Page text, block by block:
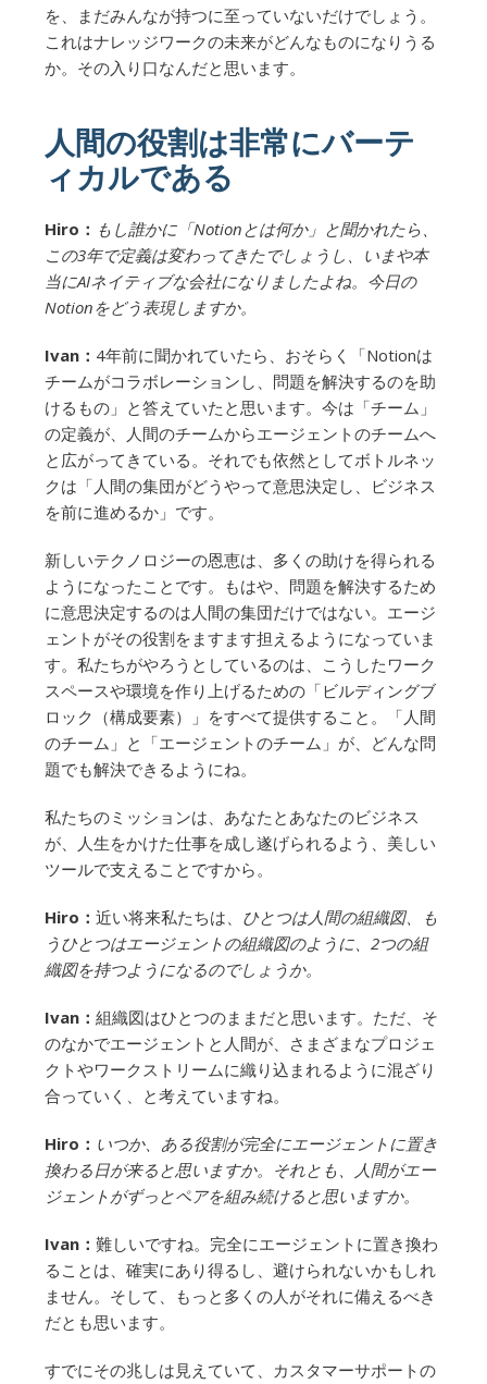
を、まだみんなが持つに至っていないだけでしょう。
これはナレッジワークの未来がどんなものになりうる
か。その入り口なんだと思います。
人間の役割は非常にバーテ
ィカルである
Hiro： もし誰かに「Notionとは何か」と聞かれたら、
この3年で定義は変わってきたでしょうし、いまや本
当にAIネイティブな会社になりましたよね。今日の
Notionをどう表現しますか。
Ivan： 4年前に聞かれていたら、おそらく「Notionは
チームがコラボレーションし、問題を解決するのを助
けるもの」と答えていたと思います。今は「チーム」
の定義が、人間のチームからエージェントのチームへ
と広がってきている。それでも依然としてボトルネッ
クは「人間の集団がどうやって意思決定し、ビジネス
を前に進めるか」です。
新しいテクノロジーの恩恵は、多くの助けを得られる
ようになったことです。もはや、問題を解決するため
に意思決定するのは人間の集団だけではない。エージ
ェントがその役割をますます担えるようになっていま
す。私たちがやろうとしているのは、こうしたワーク
スペースや環境を作り上げるための「ビルディングブ
ロック（構成要素）」をすべて提供すること。「人間
のチーム」と「エージェントのチーム」が、どんな問
題でも解決できるようにね。
私たちのミッションは、あなたとあなたのビジネス
が、人生をかけた仕事を成し遂げられるよう、美しい
ツールで支えることですから。
Hiro： 近い将来私たちは、 ひとつは人間の組織図、も
うひとつはエージェントの組織図のように、2つの組
織図を持つようになるのでしょうか。
Ivan： 組織図はひとつのままだと思います。ただ、そ
のなかでエージェントと人間が、さまざまなプロジェ
クトやワークストリームに織り込まれるように混ざり
合っていく、と考えていますね。
Hiro： いつか、ある役割が完全にエージェントに置き
換わる日が来ると思いますか。それとも、人間がエー
ジェントがずっとペアを組み続けると思いますか。
Ivan： 難しいですね。完全にエージェントに置き換わ
ることは、確実にあり得るし、避けられないかもしれ
ません。そして、もっと多くの人がそれに備えるべき
だとも思います。
すでにその兆しは見えていて、カスタマーサポートの